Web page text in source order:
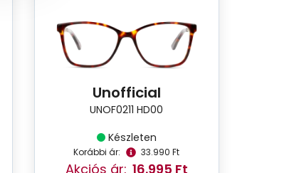
Unofficial
UNOF0211 HD00
Készleten
Korábbi ár: 33.990 Ft
Akciós ár: 16.995 Ft